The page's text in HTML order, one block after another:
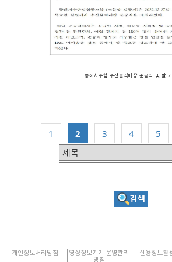
동해시수협 수산물직매장 준공식 및 쌀
1 2 3 4 5
개인정보처리방침
영상정보기기 운영관리
방침
신용정보활